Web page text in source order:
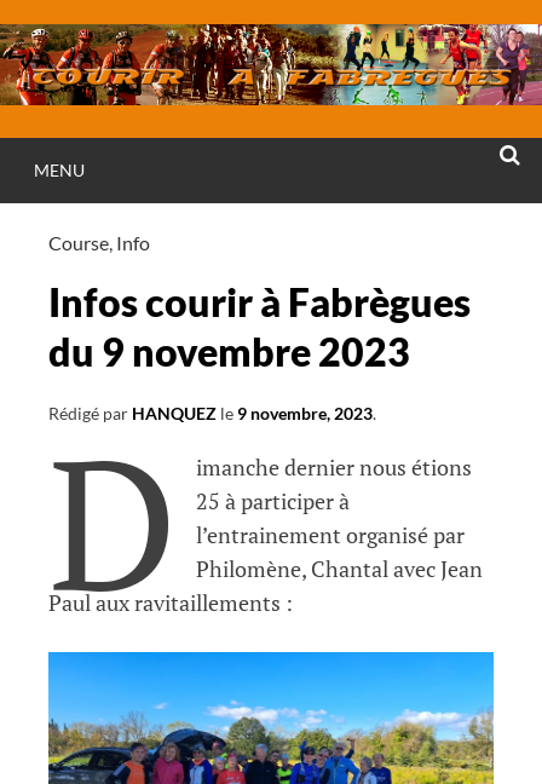
au
contenu
MENU
Course, Info
Infos courir à Fabrègues
du 9 novembre 2023
Rédigé par HANQUEZ le 9 novembre, 2023.
D
imanche dernier nous étions
25 à participer à
l’entrainement organisé par
Philomène, Chantal avec Jean
Paul aux ravitaillements :